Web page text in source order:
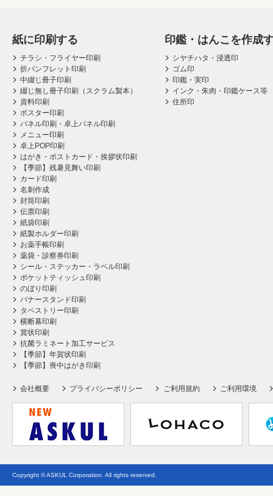
紙に印刷する
チラシ・フライヤー印刷
折パンフレット印刷
中綴じ冊子印刷
綴じ無し冊子印刷（スクラム製本）
資料印刷
ポスター印刷
パネル印刷・卓上パネル印刷
メニュー印刷
卓上POP印刷
はがき・ポストカード・挨拶状印刷
【季節】残暑見舞い印刷
カード印刷
名刺作成
封筒印刷
伝票印刷
紙袋印刷
紙製ホルダー印刷
お薬手帳印刷
薬袋・診察券印刷
シール・ステッカー・ラベル印刷
ポケットティッシュ印刷
のぼり印刷
バナースタンド印刷
タペストリー印刷
横断幕印刷
賞状印刷
抗菌ラミネート加工サービス
【季節】年賀状印刷
【季節】喪中はがき印刷
印鑑・はんこを作成
シヤチハタ・浸透印
ゴム印
印鑑・実印
インク・朱肉・印鑑ケース等
住所印
会社概要 プライバシーポリシー ご利用規約 ご利用環境
Copyright © ASKUL Corporation. All rights reserved.